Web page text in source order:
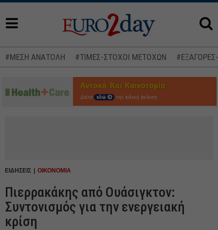
#ΜΕΣΗ ΑΝΑΤΟΛΗ #ΤΙΜΕΣ-ΣΤΟΧΟΙ ΜΕΤΟΧΩΝ
Δείτε εδώ την ειδική έκδοση
ΕΙΔΗΣΕΙΣ ΟΙΚΟΝΟΜΙΑ
Πιερρακάκης από Ουάσιγκτον:
Συντονισμός για την ενεργειακή
κρίση